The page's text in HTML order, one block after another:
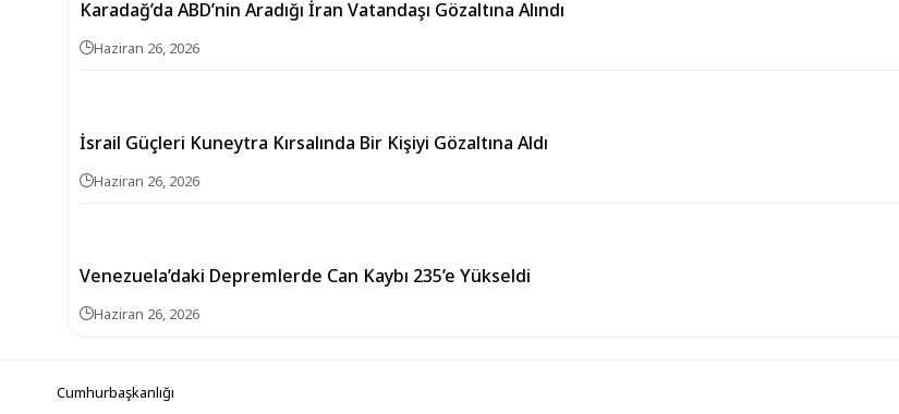
Karadağ’da ABD’nin Aradığı İran Vatandaşı Gözaltına Alındı
Haziran 26, 2026
İsrail Güçleri Kuneytra Kırsalında Bir Kişiyi Gözaltına Aldı
Haziran 26, 2026
Venezuela’daki Depremlerde Can Kaybı 235’e Yükseldi
Haziran 26, 2026
Cumhurbaşkanlığı